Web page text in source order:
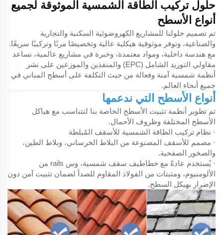
حلول تركيب الطاقة الشمسية الموثوقة لجميع
أنواع الأسطح
تم تصميم حلولنا للمشاريع الكهروضوئية السكنية والتجارية
والصناعية، وتوفر موثوقية هيكلية عالية وتخصيصًا مرنًا وتركيبًا سريعًا.
مع هندسة داخلية، ومواد معتمدة، وخبرة في مشاريع عالمية، نساعد
مقاولي التوريد الشامل (EPC) والمنفذين والموزعين على نشر
أنظمة شمسية آمنة وفعالة من حيث التكلفة على أسطح المباني في
جميع أنحاء العالم.
أنواع الأسطح التي ندعمها
تم تطوير أنظمة تثبيت الأسطح الخاصة بنا لتتناسب مع هياكل
الأسطح المختلفة وظروف الأحمال.
· نظام تركيب الطاقة الشمسية للأسقف المُبلطة
· مصمم للأسقف المصنوعة من البلاط الخرساني، وبلاط الطين،
والصخور الصفحية.
· يُستخدم عادةً مع خطاطيف سقف شمسية، وس rails من
الألومنيوم، ومثبتات من الفولاذ المقاوم للصدأ لضمان تثبيت آمن دون
الإضرار بهيكل السطح.